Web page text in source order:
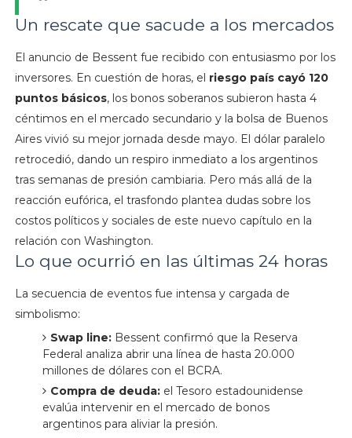
Un rescate que sacude a los mercados
El anuncio de Bessent fue recibido con entusiasmo por los
inversores. En cuestión de horas, el riesgo país cayó 120
puntos básicos, los bonos soberanos subieron hasta 4
céntimos en el mercado secundario y la bolsa de Buenos
Aires vivió su mejor jornada desde mayo. El dólar paralelo
retrocedió, dando un respiro inmediato a los argentinos
tras semanas de presión cambiaria. Pero más allá de la
reacción eufórica, el trasfondo plantea dudas sobre los
costos políticos y sociales de este nuevo capítulo en la
relación con Washington.
Lo que ocurrió en las últimas 24 horas
La secuencia de eventos fue intensa y cargada de
simbolismo:
Swap line:Bessent confirmó que la Reserva
Federal analiza abrir una línea de hasta 20.000
millones de dólares con el BCRA.
Compra de deuda:el Tesoro estadounidense
evalúa intervenir en el mercado de bonos
argentinos para aliviar la presión.